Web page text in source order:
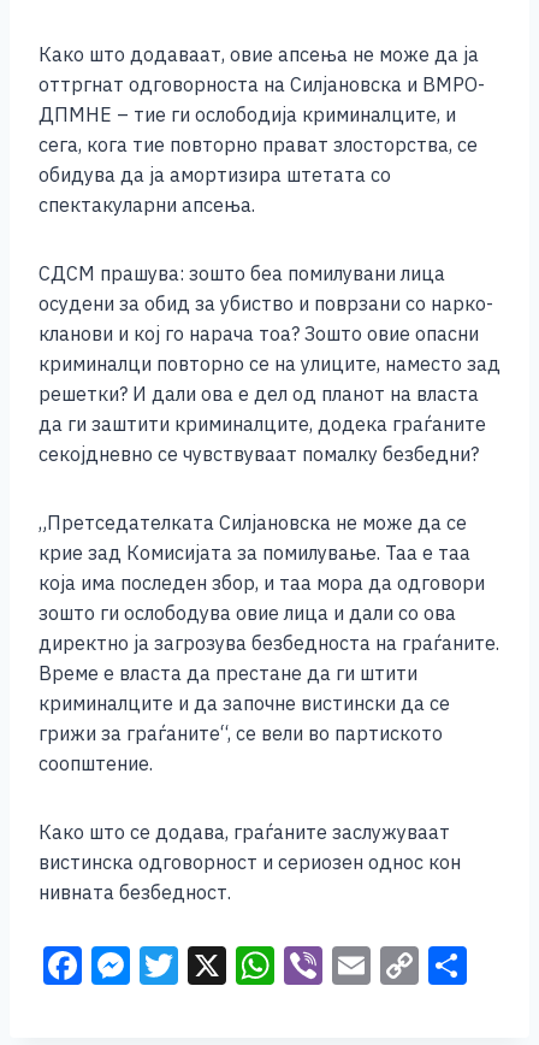
Како што додаваат, овие апсења не може да ја
оттргнат одговорноста на Силјановска и ВМРО-
ДПМНЕ – тие ги ослободија криминалците, и
сега, кога тие повторно прават злосторства, се
обидува да ја амортизира штетата со
спектакуларни апсења.
СДСМ прашува: зошто беа помилувани лица
осудени за обид за убиство и поврзани со нарко-
кланови и кој го нарача тоа? Зошто овие опасни
криминалци повторно се на улиците, наместо зад
решетки? И дали ова е дел од планот на власта
да ги заштити криминалците, додека граѓаните
секојдневно се чувствуваат помалку безбедни?
„Претседателката Силјановска не може да се
крие зад Комисијата за помилување. Таа е таа
која има последен збор, и таа мора да одговори
зошто ги ослободува овие лица и дали со ова
директно ја загрозува безбедноста на граѓаните.
Време е власта да престане да ги штити
криминалците и да започне вистински да се
грижи за граѓаните“, се вели во партиското
соопштение.
Како што се додава, граѓаните заслужуваат
вистинска одговорност и сериозен однос кон
нивната безбедност.
F M T X W Vi E C